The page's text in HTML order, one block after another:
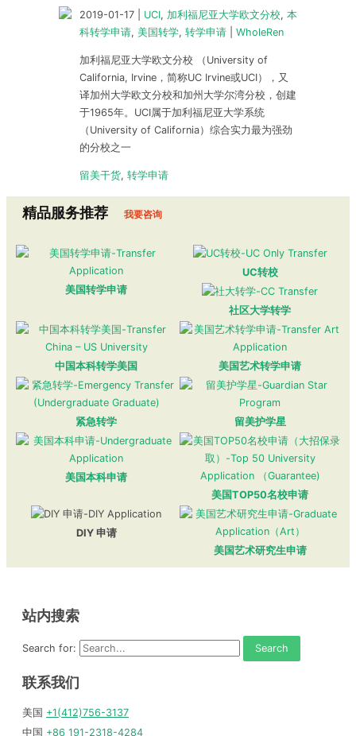
2019-01-17 UCI, 加利福尼亚大学欧文分校, 本
科转学申请, 美国转学, 转学申请 WholeRen
加利福尼亚大学欧文分校 （University of
California, Irvine，简称UC Irvine或UCI），又
译加州大学欧文分校和加州大学尔湾分校，创建
于1965年。UCI属于加利福尼亚大学系统
（University of California）综合实力最为强劲
的分校之一
留美干货, 转学申请
精品服务推荐 我要咨询
美国转学申请
UC转校
社区大学转学
中国本科转学美国 美国艺术转学申请
紧急转学 留美护学星
美国本科申请
美国TOP50名校申请
DIY 申请
美国艺术研究生申请
站内搜索
Search for:
联系我们
美国 +1(412)756-3137
中国 +86 191-2318-4284